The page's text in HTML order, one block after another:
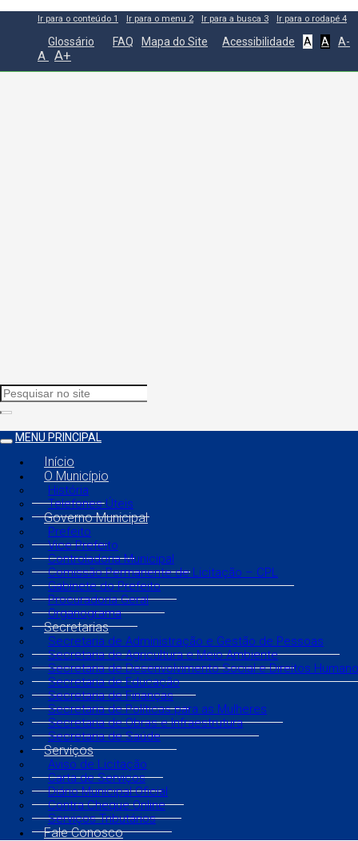
Ir para o conteúdo 1 Ir para o menu 2 Ir para a busca 3 Ir para o rodapé 4
Glossário FAQ Mapa do Site Acessibilidade A A A-
A A+
MENU PRINCIPAL
Início
O Município
História
Telefones Úteis
Governo Municipal
Prefeito
Vice Prefeito
Controladoria Municipal
Comissão Permanente de Licitação – CPL
Gabinete do Prefeito
Procuradoria Geral
Organograma
Secretarias
Secretaria de Administração e Gestão de Pessoas
Secretaria de Agricultura e Meio Ambiente
Secretaria de Desenvolvimento Social e Direitos
Secretaria de Educação
Secretaria de Finanças
Secretaria de Políticas para as Mulheres
Secretaria de Obras e Infraestrutura
Secretaria de Saúde
Serviços
Aviso de Licitação
Carta de Serviços
Diário Municipal Oficial
Contra Cheque Online
Serviços Tributários
Fale Conosco